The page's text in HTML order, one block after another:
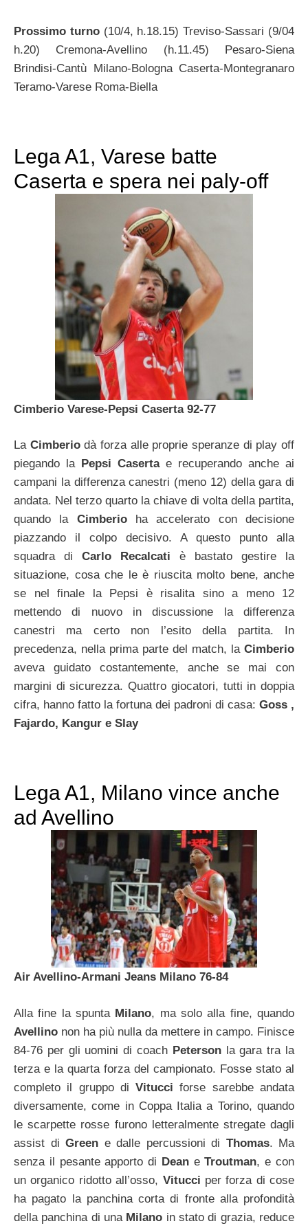
Prossimo turno(10/4, h.18.15) Treviso-Sassari (9/04
h.20) Cremona-Avellino (h.11.45) Pesaro-Siena
Brindisi-Cantù Milano-Bologna Caserta-Montegranaro
Teramo-Varese Roma-Biella
Lega A1, Varese batte
Caserta e spera nei paly-off
Cimberio Varese-Pepsi Caserta 92-77
La Cimberiodà forza alle proprie speranze di play off
piegando la Pepsi Casertae recuperando anche ai
campani la differenza canestri (meno 12) della gara di
andata. Nel terzo quarto la chiave di volta della partita,
quando la Cimberio
ha accelerato con decisione
piazzando il colpo decisivo. A questo punto alla
squadra di Carlo Recalcati è bastato gestire la
situazione, cosa che le è riuscita molto bene, anche
se nel finale la Pepsi è risalita sino a meno 12
mettendo di nuovo in discussione la differenza
canestri ma certo non l’esito della partita. In
precedenza, nella prima parte del match, la Cimberio
aveva guidato costantemente, anche se mai con
margini di sicurezza. Quattro giocatori, tutti in doppia
cifra, hanno fatto la fortuna dei padroni di casa: Goss ,
Fajardo, Kangur e Slay
Lega A1, Milano vince anche
ad Avellino
Air Avellino-Armani Jeans Milano 76-84
Alla fine la spunta Milano, ma solo alla fine, quando
Avellino non ha più nulla da mettere in campo. Finisce
84-76 per gli uomini di coach Peterson la gara tra la
terza e la quarta forza del campionato. Fosse stato al
completo il gruppo diVitucci forse sarebbe andata
diversamente, come in Coppa Italia a Torino, quando
le scarpette rosse furono letteralmente stregate dagli
assist di Green e dalle percussioni di Thomas. Ma
senza il pesante apporto di Dean eTroutman, e con
un organico ridotto all’osso, Vitucci per forza di cose
ha pagato la panchina corta di fronte alla profondità
della panchina di una Milano in stato di grazia, reduce